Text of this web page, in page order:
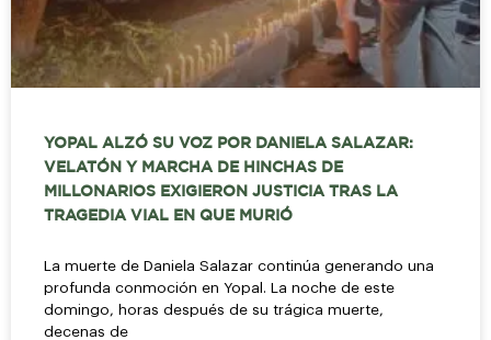
YOPAL ALZÓ SU VOZ POR DANIELA SALAZAR:
VELATÓN Y MARCHA DE HINCHAS DE
MILLONARIOS EXIGIERON JUSTICIA TRAS LA
TRAGEDIA VIAL EN QUE MURIÓ
La muerte de Daniela Salazar continúa generando una
profunda conmoción en Yopal. La noche de este
domingo, horas después de su trágica muerte,
decenas de